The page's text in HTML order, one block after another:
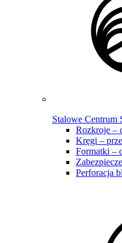
Stalowe Centrum
Rozkroje –
Kręgi –
Formatki –
Perforacja